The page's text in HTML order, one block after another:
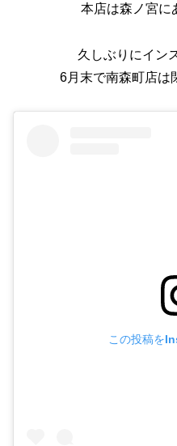
本店は森ノ宮に
久しぶりにイン
6月末で南森町店は
この投稿を